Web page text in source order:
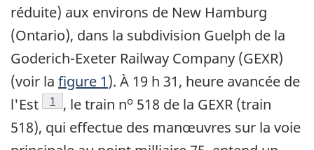
réduite) aux environs de New Hamburg
(Ontario), dans la subdivision Guelph de la
Goderich-Exeter Railway Company (GEXR)
(voir la figure 1). À 19 h 31, heure avancée de
l'Est
Note de bas de page
1 , le train no 518 de la GEXR (train
518), qui effectue des manœuvres sur la voie